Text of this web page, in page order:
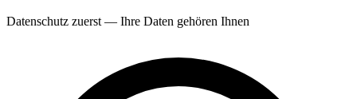
Datenschutz zuerst — Ihre Daten gehören Ihnen